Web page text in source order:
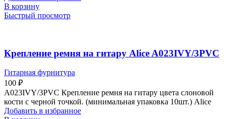
В корзину
Быстрый просмотр
Крепление ремня на гитару Alice A023IVY/3PVC
Гитарная фурнитура
100 ₽
A023IVY/3PVC Крепление ремня на гитару цвета слоновой
кости с черной точкой. (минимальная упаковка 10шт.) Alice
Добавить в избранное